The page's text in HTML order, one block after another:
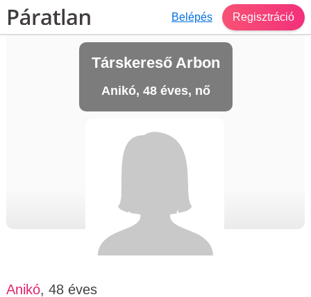
Belépés Regisztráció
Társkereső Arbon
Anikó, 48 éves, nő
Anikó, 48 éves